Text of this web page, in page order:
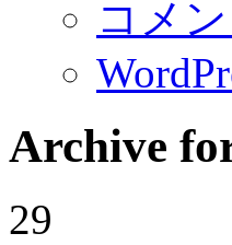
コメ
Archive
29